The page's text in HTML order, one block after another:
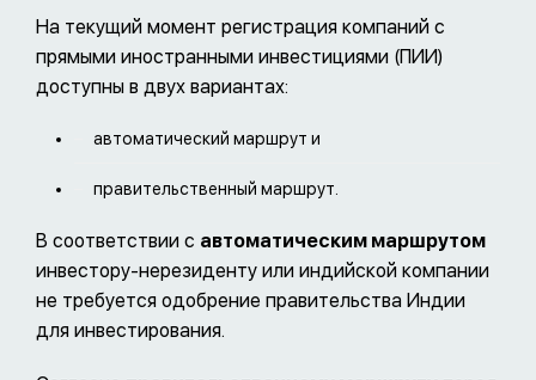
На текущий момент регистрация компаний с
прямыми иностранными инвестициями (ПИИ)
доступны в двух вариантах:
автоматический маршрут и
правительственный маршрут.
В соответствии с автоматическим маршрутом
инвестору-нерезиденту или индийской компании
не требуется одобрение правительства Индии
для инвестирования.